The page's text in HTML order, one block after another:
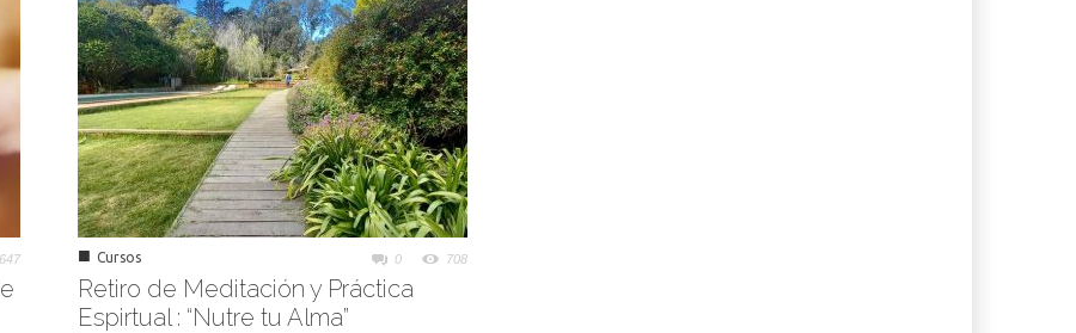
647 ■ Cursos 0 708
Retiro de Meditación y Práctica
Espirtual : “Nutre tu Alma”